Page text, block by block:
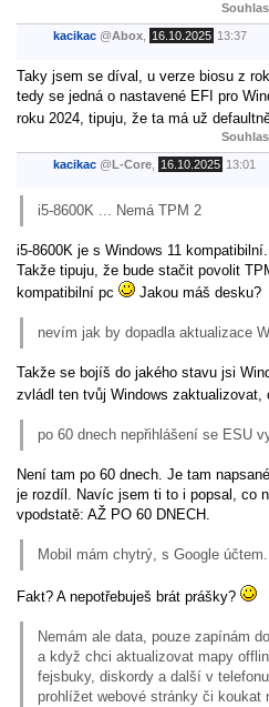
kacikac @Abox 16.10.2025 13:37
Taky jsem se díval, u verze biosu z
tedy se jedná o nastavené EFI pro
roku 2024, tipuju, že ta má už
kacikac @L-Core 16.10.2025 13:01
i5-8600K ... Nemá TPM 2
i5-8600K je s Windows 11 kompatibilní.
Takže tipuju, že bude stačit povolit
kompatibilní pc
Jakou máš desku?
nevím jak by dopadla aktualizace
Takže se bojíš do jakého stavu jsi
zvládl ten tvůj Windows zaktualizovat,
po 60 dnech nepřihlášení se ESU
Není tam po 60 dnech. Je tam
je rozdíl. Navíc jsem ti to i popsal, co
vpodstatě: AŽ PO 60 DNECH.
Mobil mám chytrý, s Google účtem.
Fakt? A nepotřebuješ brát prášky?
Nemám ale data, pouze zapínám
a když chci aktualizovat mapy
fejsbuky, diskordy a další v
prohlížet webové stránky či koukat